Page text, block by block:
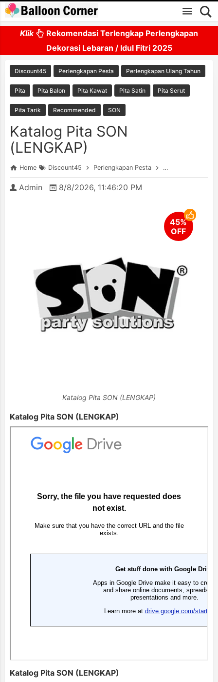
Skip to main content
Klik
Rekomendasi Terlengkap Perlengkapan
Dekorasi Lebaran / Idul Fitri 2025
Discount45 Perlengkapan Pesta Perlengkapan Ulang Tahun
Pita Pita Balon Pita Kawat Pita Satin Pita Serut
Pita Tarik Recommended SON
Katalog Pita SON
(LENGKAP)
Home Discount45 Perlengkapan Pesta Perlengkapan
Admin 8/8/2026, 11:46:20 PM
Katalog Pita SON (LENGKAP)
Katalog Pita SON (LENGKAP)
Katalog Pita SON (LENGKAP)